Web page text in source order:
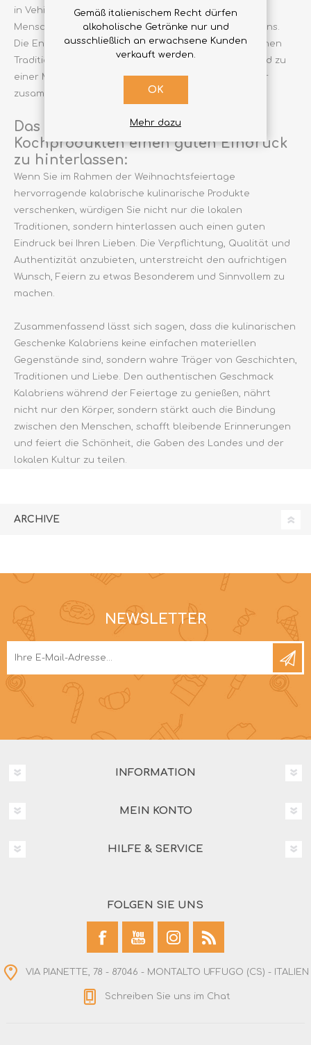
in Vehikel der Empathie verwandelt und verbinden
Menschen durch die authentischen Aromen Kalabriens.
Die Entscheidung, ein Stück Ihrer eigenen kulinarischen
Tradition zu spenden, wird zu einem Akt der Liebe und zu
einer Möglichkeit, die Menschen um Sie herum näher
zusammenzubringen.
Das Schöne daran, mit köstlichen
Kochprodukten einen guten Eindruck
zu hinterlassen:
Wenn Sie im Rahmen der Weihnachtsfeiertage
hervorragende kalabrische kulinarische Produkte
verschenken, würdigen Sie nicht nur die lokalen
Traditionen, sondern hinterlassen auch einen guten
Eindruck bei Ihren Lieben. Die Verpflichtung, Qualität und
Authentizität anzubieten, unterstreicht den aufrichtigen
Wunsch, Feiern zu etwas Besonderem und Sinnvollem zu
machen.
Zusammenfassend lässt sich sagen, dass die kulinarischen
Geschenke Kalabriens keine einfachen materiellen
Gegenstände sind, sondern wahre Träger von Geschichten,
Traditionen und Liebe. Den authentischen Geschmack
Kalabriens während der Feiertage zu genießen, nährt
nicht nur den Körper, sondern stärkt auch die Bindung
zwischen den Menschen, schafft bleibende Erinnerungen
und feiert die Schönheit, die Gaben des Landes und der
lokalen Kultur zu teilen.
ARCHIVE
NEWSLETTER
INFORMATION
MEIN KONTO
HILFE & SERVICE
FOLGEN SIE UNS
VIA PIANETTE, 78 - 87046 - MONTALTO UFFUGO (CS) - ITALIEN
Schreiben Sie uns im Chat
Gemäß italienischem Recht dürfen
alkoholische Getränke nur und
ausschließlich an erwachsene Kunden
verkauft werden.
OK
Mehr dazu